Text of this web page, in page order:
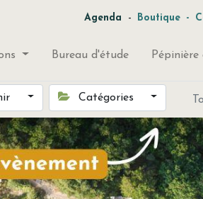
Agenda - Boutique -
Bureau d'étude Pépinière
Catégories